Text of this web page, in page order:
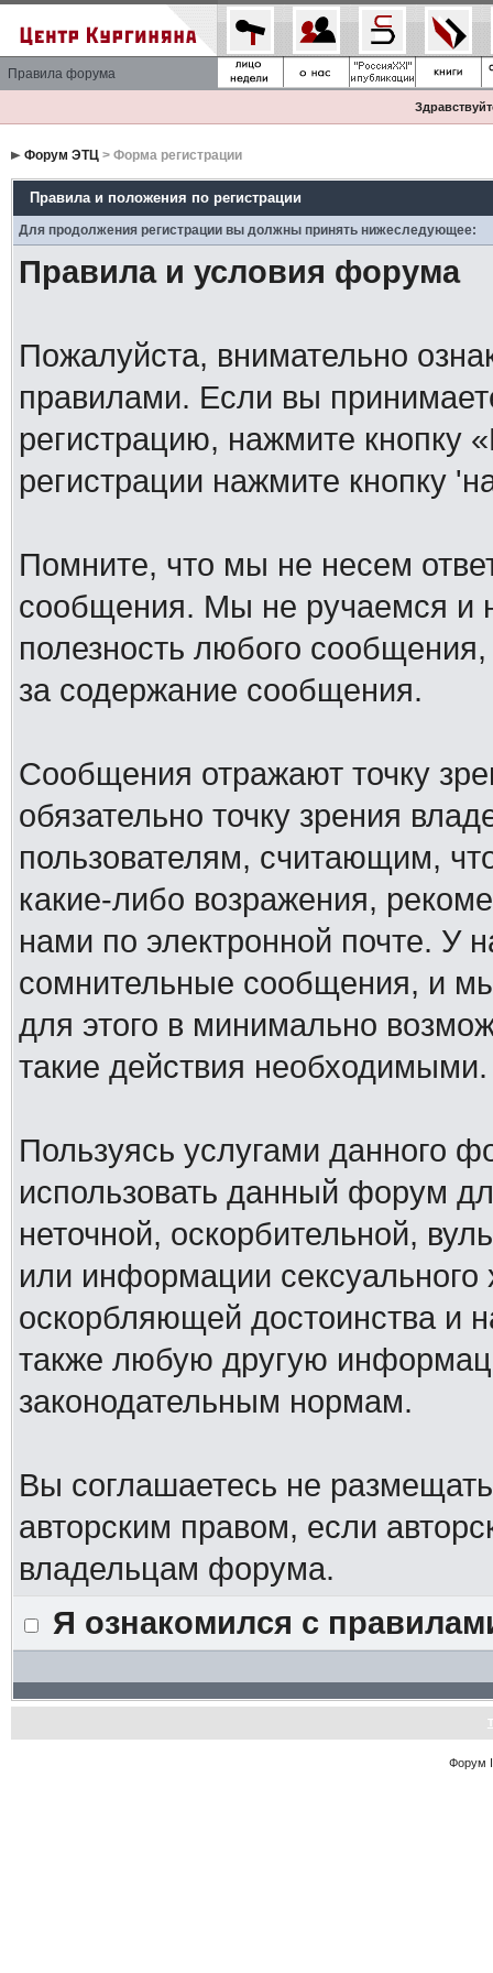
Правила форума
Форум ЭТЦ> Форма регистрации
Правила и положения по регистрации
Для продолжения регистрации вы должны принять нижеследующее:
Правила и условия форума
Пожалуйста, внимательно
правилами. Если вы
регистрацию, нажмите кнопку
регистрации нажмите кнопку
Помните, что мы не несем
сообщения. Мы не ручаемся и
полезность любого
за содержание сообщения.
Сообщения отражают точку
обязательно точку зрения
пользователям, считающим,
какие-либо возражения,
нами по электронной почте. У
сомнительные сообщения, и
для этого в минимально
такие действия необходимыми.
Пользуясь услугами данного
использовать данный форум
неточной, оскорбительной,
или информации
оскорбляющей достоинства и
также любую другую
законодательным нормам.
Вы соглашаетесь не
авторским правом, если
владельцам форума.
Я ознакомился с
Форум